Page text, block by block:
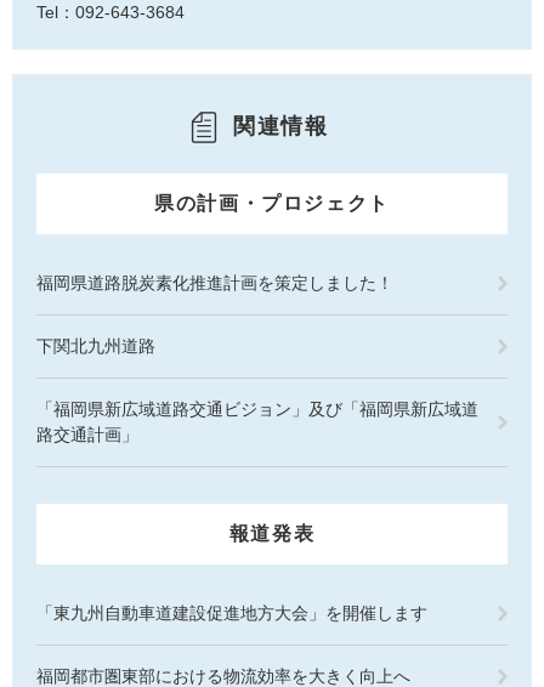
Tel：092-643-3684
関連情報
県の計画・プロジェクト
福岡県道路脱炭素化推進計画を策定しました！
下関北九州道路
「福岡県新広域道路交通ビジョン」及び「福岡県新広域道
路交通計画」
報道発表
「東九州自動車道建設促進地方大会」を開催します
福岡都市圏東部における物流効率を大きく向上へ